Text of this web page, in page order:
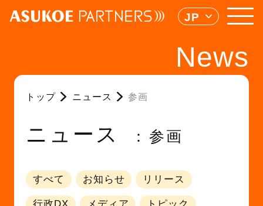
JP
News
トップ ニュース 参画
ニュース 参画
すべて お知らせ リリース